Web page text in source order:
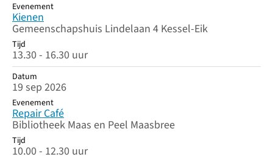
Evenement
Kienen
Gemeenschapshuis Lindelaan 4 Kessel-Eik
Tijd
13.30 - 16.30 uur
Datum
19 sep 2026
Evenement
Repair Café
Bibliotheek Maas en Peel Maasbree
Tijd
10.00 - 12.30 uur